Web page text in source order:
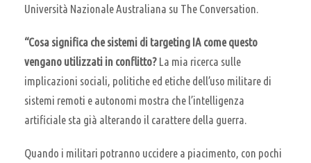
Università Nazionale Australiana su The Conversation.
“Cosa significa che sistemi di targeting IA come questo
vengano utilizzati in conflitto? La mia ricerca sulle
implicazioni sociali, politiche ed etiche dell’uso militare di
sistemi remoti e autonomi mostra che l’intelligenza
artificiale sta già alterando il carattere della guerra.
Quando i militari potranno uccidere a piacimento, con pochi